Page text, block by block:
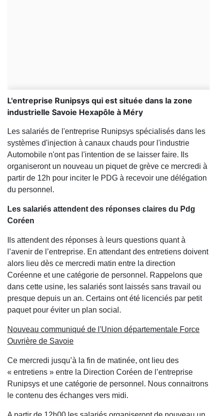
L'entreprise Runipsys qui est située dans la zone
industrielle Savoie Hexapôle à Méry
Les salariés de l'entreprise Runipsys spécialisés dans les
systèmes d'injection à canaux chauds pour l'industrie
Automobile n'ont pas l'intention de se laisser faire. Ils
organiseront un nouveau un piquet de grève ce mercredi à
partir de 12h pour inciter le PDG à recevoir une délégation
du personnel.
Les salariés attendent des réponses claires du Pdg
Coréen
Ils attendent des réponses à leurs questions quant à
l’avenir de l’entreprise. En attendant des entretiens doivent
alors lieu dès ce mercredi matin entre la direction
Coréenne et une catégorie de personnel. Rappelons que
dans cette usine, les salariés sont laissés sans travail ou
presque depuis un an. Certains ont été licenciés par petit
paquet pour éviter un plan social.
Nouveau communiqué de l'Union départementale Force
Ouvrière de Savoie
Ce mercredi jusqu’à la fin de matinée, ont lieu des
« entretiens » entre la Direction Coréen de l’entreprise
Runipsys et une catégorie de personnel. Nous connaitrons
le contenu des échanges vers midi.